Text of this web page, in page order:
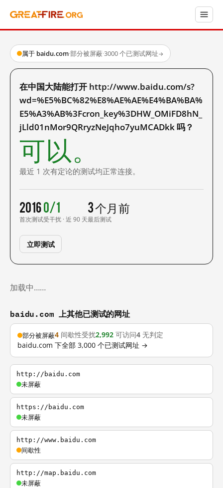
属于 baidu.com·部分被屏蔽·3000 个已测试网址→
在中国大陆能打开 http://www.baidu.com/s?
wd=%E5%BC%82%E8%AE%AE%E4%BA%BA%
E5%A3%AB%3Fcron_key%3DHW_OMiFD8hN_
jLld01nMor9QRryzNeJqho7yuMCADkk 吗？
可以。
最近 1 次有定论的测试均正常连接。
2016
首次测试
0/1
受干扰 · 近 90 天
3 个月前
最后测试
立即测试
加载中……
baidu.com 上其他已测试的网址
部分被屏蔽4 间歇性受扰2,992 可访问4 无判定
baidu.com 下全部 3,000 个已测试网址 →
http://baidu.com
未屏蔽
https://baidu.com
未屏蔽
http://www.baidu.com
间歇性
http://map.baidu.com
未屏蔽